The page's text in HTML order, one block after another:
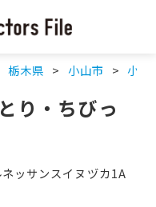
栃木県 小山市 小山
り・ちびっ
ッサンスイヌヅカ1A